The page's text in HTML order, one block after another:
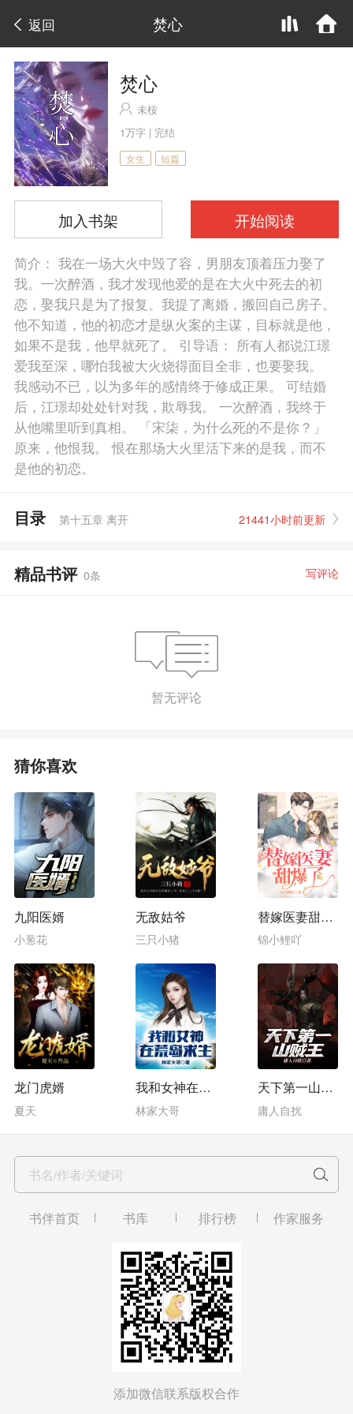
返回 焚心
焚心
未桉
1万字 | 完结
女生 短篇
加入书架 开始阅读
简介： 我在一场大火中毁了容，男朋友顶着压力娶了
我。一次醉酒，我才发现他爱的是在大火中死去的初
恋，娶我只是为了报复。我提了离婚，搬回自己房子。
他不知道，他的初恋才是纵火案的主谋，目标就是他，
如果不是我，他早就死了。 引导语： 所有人都说江璟
爱我至深，哪怕我被大火烧得面目全非，也要娶我。
我感动不已，以为多年的感情终于修成正果。 可结婚
后，江璟却处处针对我，欺辱我。 一次醉酒，我终于
从他嘴里听到真相。 「宋柒，为什么死的不是你？」
原来，他恨我。 恨在那场大火里活下来的是我，而不
是他的初恋。
目录 第十五章 离开 21441小时前更新
精品书评 0条 写评论
暂无评论
猜你喜欢
九阳医婿
小葱花
无敌姑爷
三只小猪
替嫁医妻甜爆了
锦小鲤吖
龙门虎婿
夏天
我和女神在荒岛求生
林家大哥
天下第一山贼王
庸人自扰
书名/作者/关键词
书伴首页 书库 排行榜 作家服务
添加微信联系版权合作